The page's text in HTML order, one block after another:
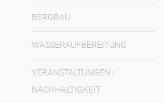
BERGBAU
WASSERAUFBEREITUNG
VERANSTALTUNGEN /
NACHHALTIGKEIT